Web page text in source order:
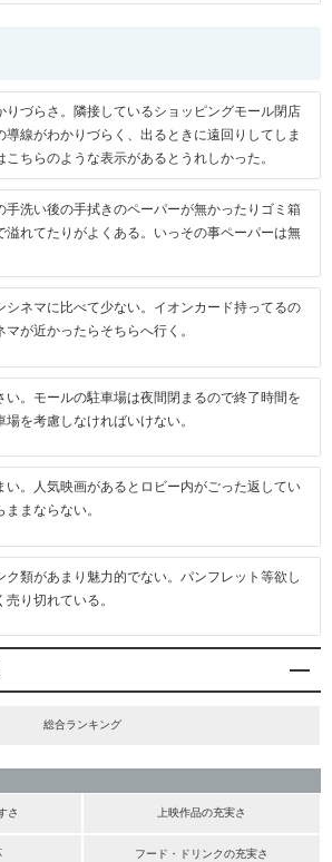
りづらさ。隣接しているショッピングモール閉店
導線がわかりづらく、出るときに遠回りしてしま
こちらのような表示があるとうれしかった。
手洗い後の手拭きのペーパーが無かったりゴミ箱
溢れてたりがよくある。いっその事ペーパーは無
シネマに比べて少ない。イオンカード持ってるの
マが近かったらそちらへ行く。
い。モールの駐車場は夜間閉まるので終了時間を
場を考慮しなければいけない。
い。人気映画があるとロビー内がごった返してい
まならない。
ク類があまり魅力的でない。パンフレット等欲し
売り切れている。
総合ランキング
さ 上映作品の充実さ
フード・ドリンクの充実さ